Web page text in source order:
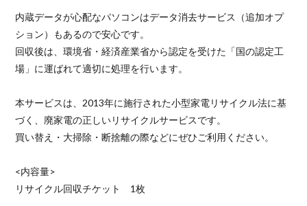
内蔵データが心配なパソコンはデータ消去サービス（追加オプ
ション）もあるので安心です。
回収後は、環境省・経済産業省から認定を受けた「国の認定工
場」に運ばれて適切に処理を行います。
本サービスは、2013年に施行された小型家電リサイクル法に基
づく、廃家電の正しいリサイクルサービスです。
買い替え・大掃除・断捨離の際などにぜひご利用ください。
<内容量>
リサイクル回収チケット 1枚